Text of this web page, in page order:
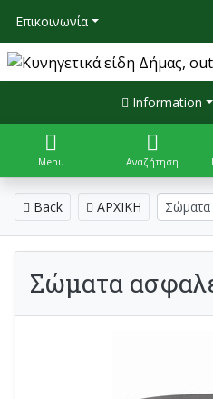
Επικοινωνία
Information
Menu Αναζήτηση
Back ΑΡΧΙΚΗ
Σώματα